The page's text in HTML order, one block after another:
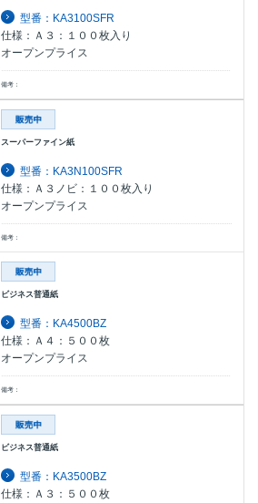
型番：KA3100SFR
仕様：Ａ３：１００枚入り
オープンプライス
備考：
スーパーファイン紙
型番：KA3N100SFR
仕様：Ａ３ノビ：１００枚入り
オープンプライス
備考：
ビジネス普通紙
型番：KA4500BZ
仕様：Ａ４：５００枚
オープンプライス
備考：
ビジネス普通紙
型番：KA3500BZ
仕様：Ａ３：５００枚